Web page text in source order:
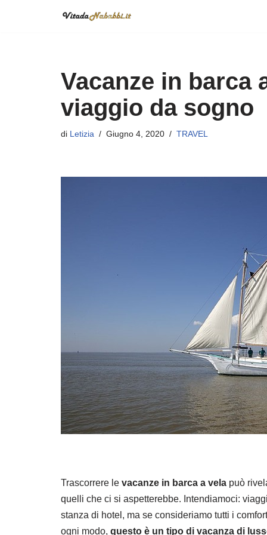
Vacanze in barca
viaggio da sogno
di Letizia Giugno 4, 2020 TRAVEL
Trascorrere le vacanze in barca a vela può
quelli che ci si aspetterebbe. Intendiamoci:
stanza di hotel, ma se consideriamo tutti i
ogni modo, questo è un tipo di vacanza di